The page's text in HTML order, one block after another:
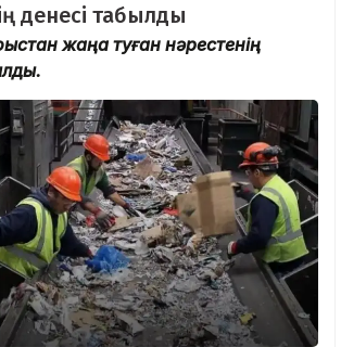
денесі табылды
жаңа туған нәрестенің